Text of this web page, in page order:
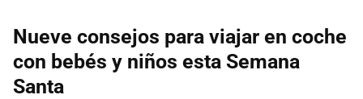
Nueve consejos para viajar en coche
con bebés y niños esta Semana
Santa